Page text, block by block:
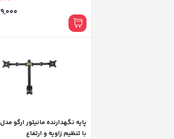
با تنظیم زاویه و ارتفاع